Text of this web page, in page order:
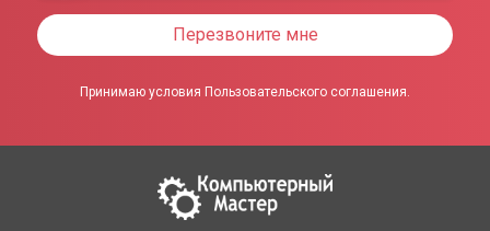
Перезвоните мне
Принимаю условия Пользовательского соглашения.